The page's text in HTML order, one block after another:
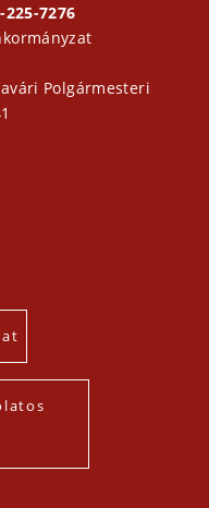
225-7276
Polgármesteri